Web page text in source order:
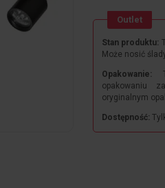
Outlet
Stan produktu:
Może nosić
Opakowanie:
opakowaniu
oryginalnym
Dostępność: